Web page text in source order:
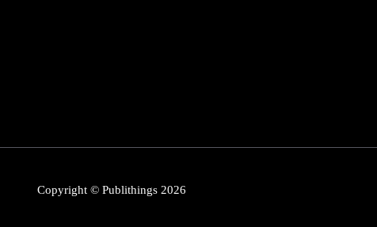
Copyright © Publithings 2026